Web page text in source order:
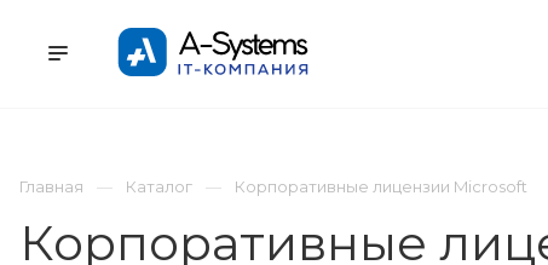
Главная
Каталог Корпоративные лицензии Microsoft
Корпоративные